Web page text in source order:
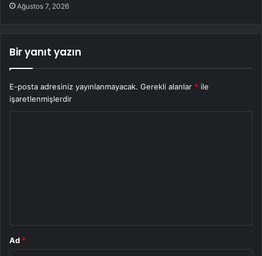
Ağustos 7, 2026
Bir yanıt yazın
E-posta adresiniz yayınlanmayacak. Gerekli alanlar * ile
işaretlenmişlerdir
Ad *